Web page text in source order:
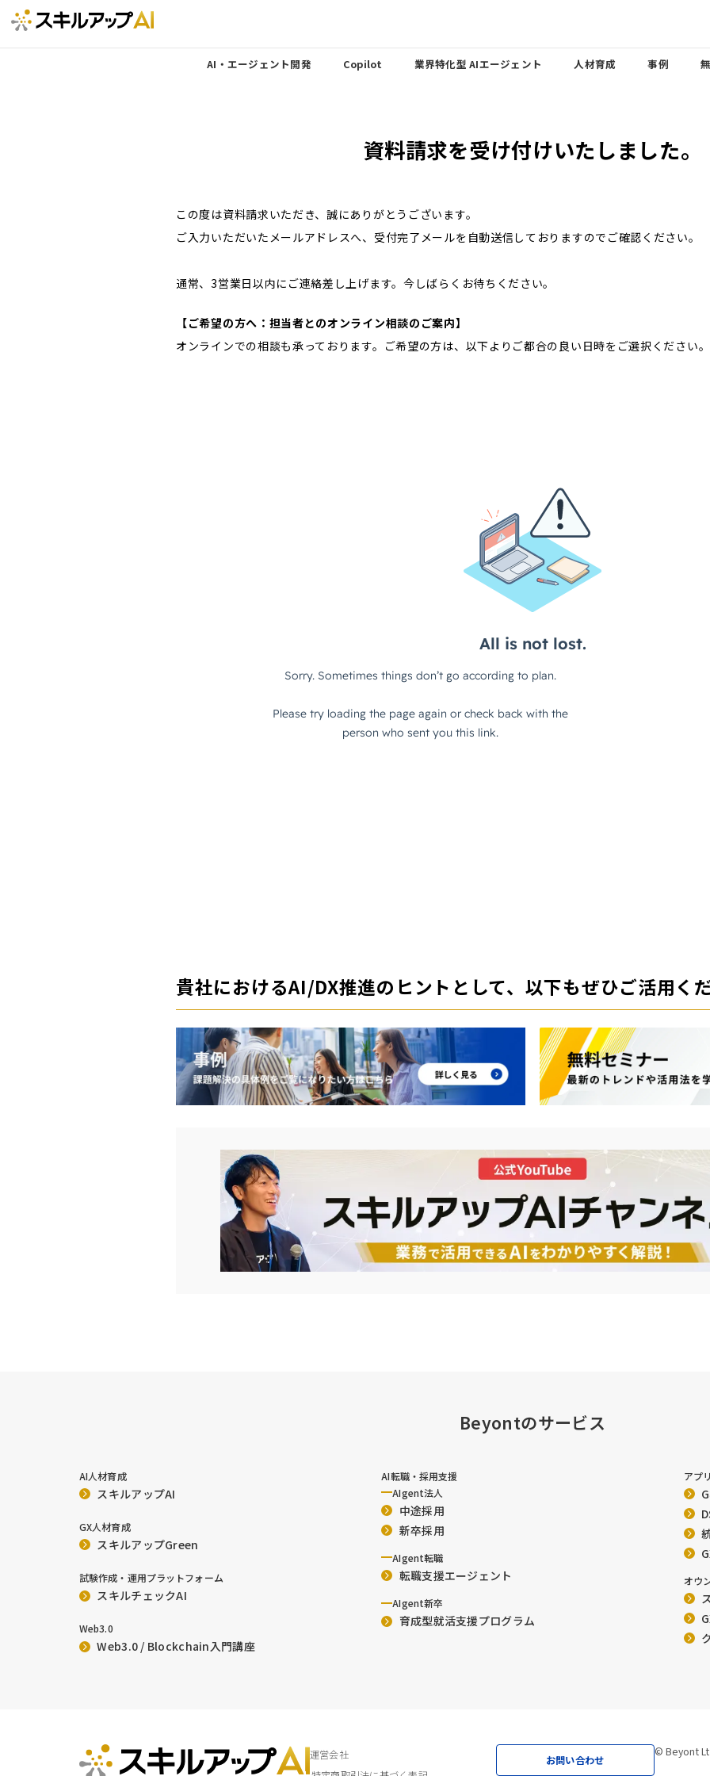
AI・エージェント開発 Copilot 業界特化型 AIエージェント 人材育成 事例
資料請求を受け付けいたしました。
この度は資料請求いただき、誠にありがとうございます。
ご入力いただいたメールアドレスへ、受付完了メールを自動送信しておりますのでご確認ください。
通常、3営業日以内にご連絡差し上げます。今しばらくお待ちください。
【ご希望の方へ：担当者とのオンライン相談のご案内】
オンラインでの相談も承っております。ご希望の方は、以下よりご都合の良い日時をご選択ください。
貴社におけるAI/DX推進のヒントとして、以下もぜひご活用く
Beyontのサービス
AI人材育成
スキルアップAI
GX人材育成
スキルアップGreen
試験作成・運用プラットフォーム
スキルチェックAI
Web3.0
Web3.0 / Blockchain入門講座
AI転職・採用支援
AIgent法人
中途採用
新卒採用
AIgent転職
転職支援エージェント
AIgent新卒
育成型就活支援プログラム
アプ
オウ
運営会社
お問い合わせ
© Beyont